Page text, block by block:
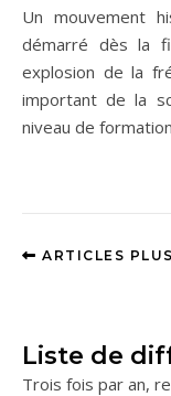
Un mouvement historique de diffusion de l’instruction,
démarré dès la
explosion de la
important de la
niveau de
ARTICLES
Liste de
Trois fois par an,